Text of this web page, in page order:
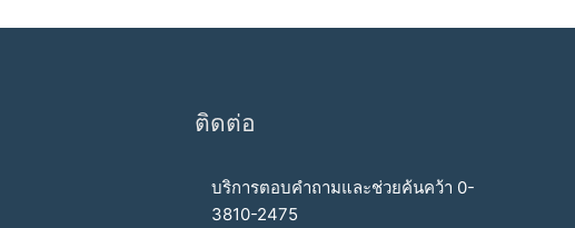
ติดต่อ
บริการตอบคำถามและช่วยค้นคว้า 0-
3810-2475